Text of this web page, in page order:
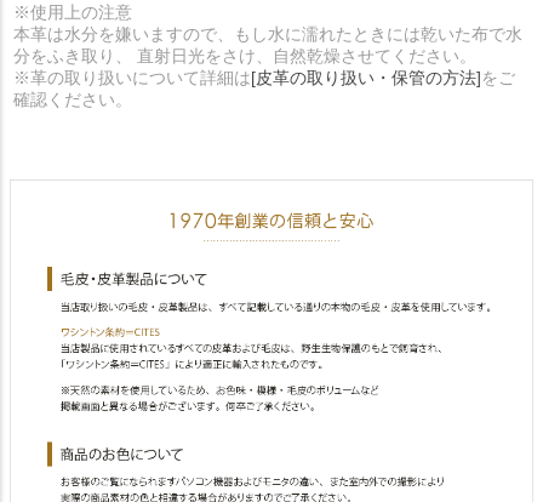
※使用上の注意
本革は水分を嫌いますので、もし水に濡れたときには乾いた布で水
分をふき取り、 直射日光をさけ、自然乾燥させてください。
※革の取り扱いについて詳細は[皮革の取り扱い・保管の方法]をご
確認ください。